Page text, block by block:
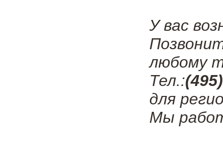
У вас
любому
Тел.:
для
Мы